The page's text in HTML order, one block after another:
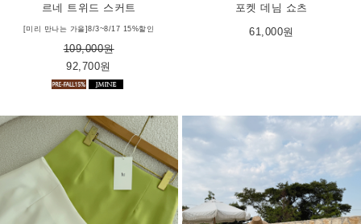
르네 트위드 스커트
[미리 만나는 가을]8/3~8/17 15%할인
109,000원
92,700원
포켓 데님 쇼츠
61,000원